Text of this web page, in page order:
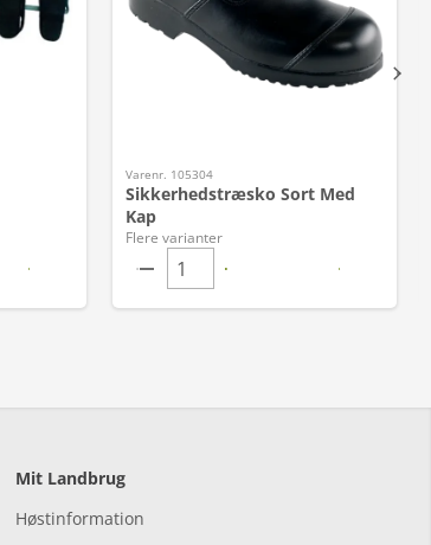
Varenr. 105304
Sikkerhedstræsko Sort Med
Kap
Flere varianter
Mit Landbrug
Høstinformation